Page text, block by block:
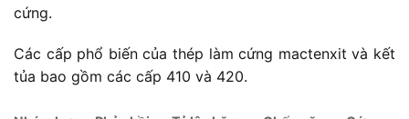
cứng.
Các cấp phổ biến của thép làm cứng mactenxit và kết
tủa bao gồm các cấp 410 và 420.